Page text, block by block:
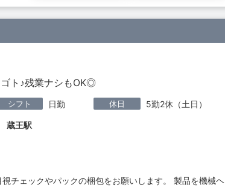
ト♪残業ナシもOK◎
シフト 日勤 休日 5勤2休（土日）
蔵王駅
チェックやパックの梱包をお願いします。 製品を機械ヘ